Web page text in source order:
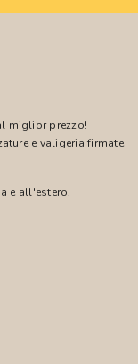
miglior prezzo!
e valigeria firmate
e all'estero!